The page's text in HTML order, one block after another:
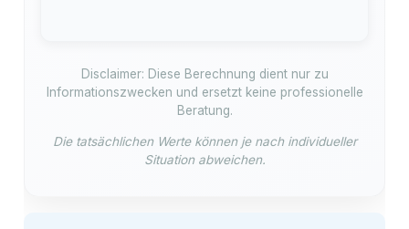
Disclaimer: Diese Berechnung dient nur zu
Informationszwecken und ersetzt keine professionelle
Beratung.
Die tatsächlichen Werte können je nach individueller
Situation abweichen.